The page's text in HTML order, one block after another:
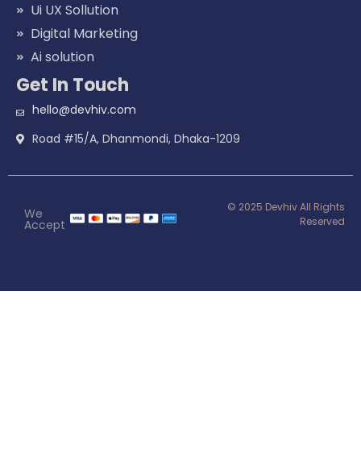
Ui UX Sollution
Digital Marketing
Ai solution
Get In Touch
hello@devhiv.com
Road #15/A, Dhanmondi, Dhaka-1209
We
Accept
© 2025 Devhiv All Rights
Reserved